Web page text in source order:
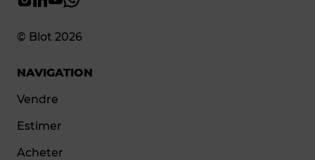
© Blot 2026
NAVIGATION
Vendre
Estimer
Acheter